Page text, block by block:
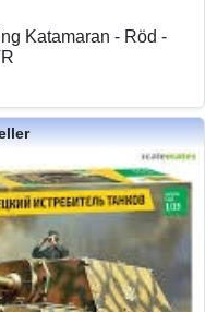
Katamaran - Röd -